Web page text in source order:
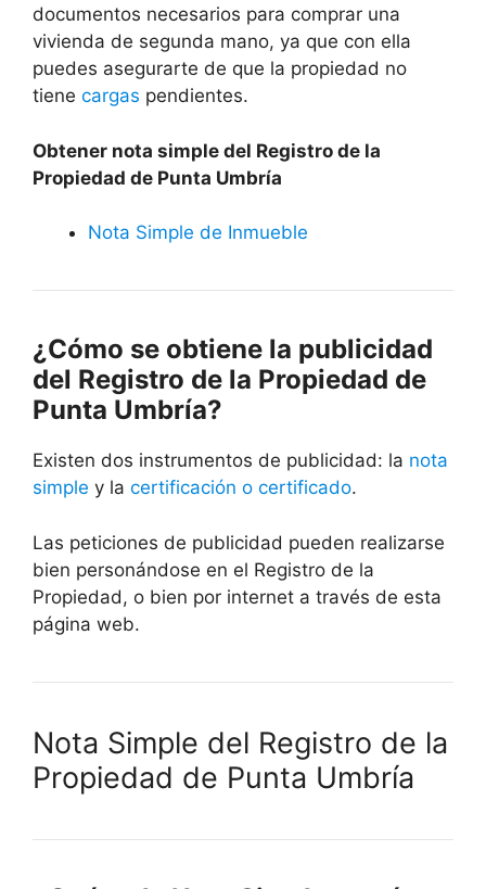
documentos necesarios para comprar una
vivienda de segunda mano, ya que con ella
puedes asegurarte de que la propiedad no
tiene cargas pendientes.
Obtener nota simple del Registro de la
Propiedad de Punta Umbría
Nota Simple de Inmueble
¿Cómo se obtiene la publicidad
del Registro de la Propiedad de
Punta Umbría?
Existen dos instrumentos de publicidad: la nota
simple y la certificación o certificado.
Las peticiones de publicidad pueden realizarse
bien personándose en el Registro de la
Propiedad, o bien por internet a través de esta
página web.
Nota Simple del Registro de la
Propiedad de Punta Umbría